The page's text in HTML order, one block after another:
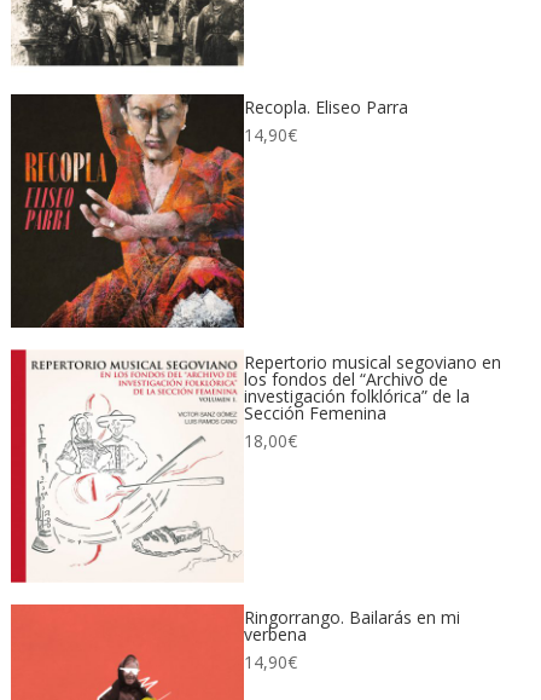
Recopla. Eliseo Parra
14,90€
Repertorio musical segoviano en
los fondos del “Archivo de
investigación folklórica” de la
Sección Femenina
18,00€
Ringorrango. Bailarás en mi
verbena
14,90€